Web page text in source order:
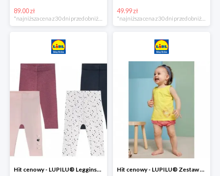
89.00 zł
*najniższa cena z 30 dni przed obniżką
49.99 zł
*najniższa cena z 30 dni przed obniżką
Hit cenowy - LUPILU® Legginsy niemowlęce z biobawełną, 2 pary Hit cenowy - LUPILU® Zestaw dziecięcy z biobawełny (body + koszulka + spodenki), 1 komplet